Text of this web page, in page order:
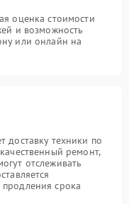
оценка стоимости
и возможность
или онлайн на
доставку техники по
ремонт,
отслеживать
срока